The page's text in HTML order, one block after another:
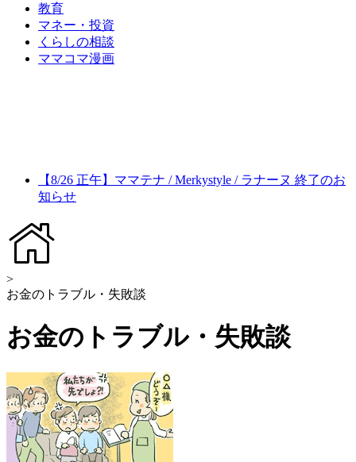
教育
マネー・投資
くらしの相談
ママコマ漫画
【8/26 正午】ママテナ / Merkystyle / ラナーヌ 終了のお
知らせ
>
お金のトラブル・失敗談
お金のトラブル・失敗談